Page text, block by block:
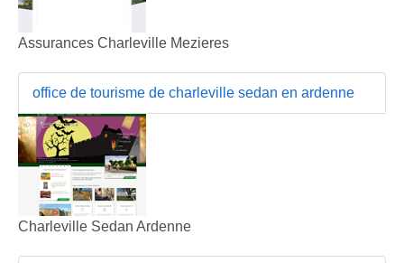
Assurances Charleville Mezieres
office de tourisme de charleville sedan en ardenne
Charleville Sedan Ardenne